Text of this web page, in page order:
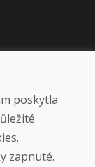
poskytla
zapnuté.